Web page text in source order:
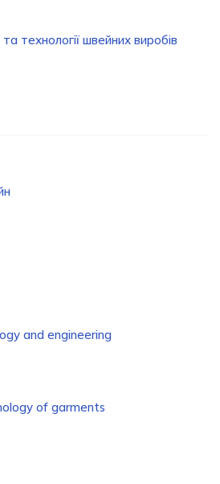
технології швейних виробів
and engineering
of garments